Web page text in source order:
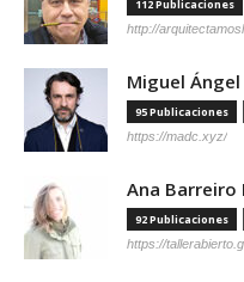
112 Publicaciones
http://
Miguel
95 Publicaciones
https://madc.xyz/
Ana Barreiro
92 Publicaciones
https://